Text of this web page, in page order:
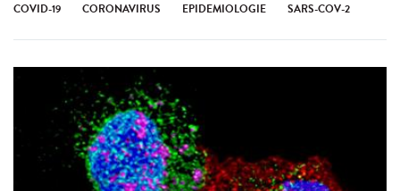
COVID-19 CORONAVIRUS EPIDEMIOLOGIE SARS-COV-2